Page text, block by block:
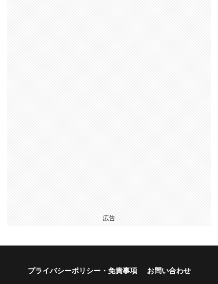
広告
プライバシーポリシー・免責事項 お問い合わせ